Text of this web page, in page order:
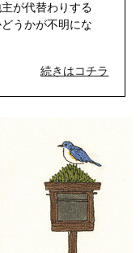
が代替わりする
うかが不明にな
続きはコチラ